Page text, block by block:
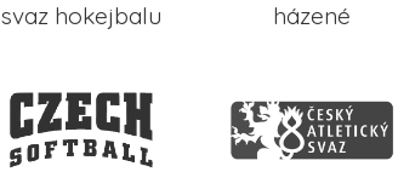
svaz hokejbalu
házené